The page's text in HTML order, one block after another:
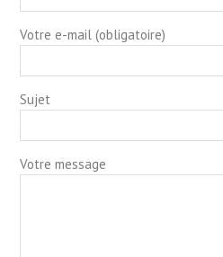
Votre e-mail (obligatoire)
Sujet
Votre message